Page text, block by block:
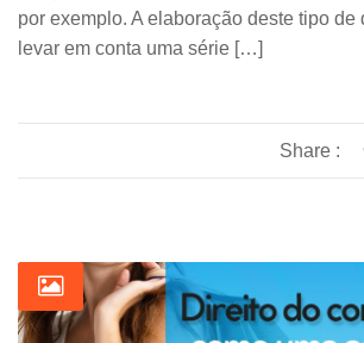
por exemplo. A elaboração deste tipo de
levar em conta uma série […]
Share :